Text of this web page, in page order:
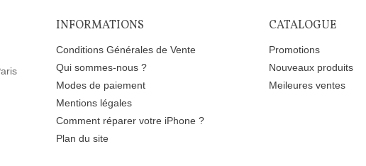
INFORMATIONS
Conditions Générales de Vente
Qui sommes-nous ?
Modes de paiement
Mentions légales
Comment réparer votre iPhone ?
Plan du site
CATALOGUE
Promotions
Nouveaux produits
Meileures ventes